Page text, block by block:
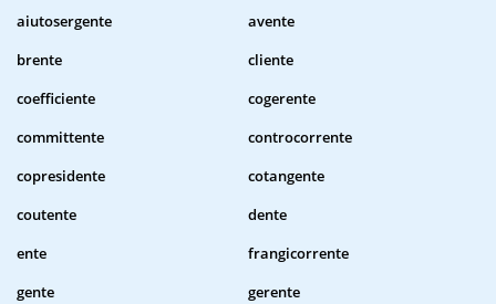
aiutosergente
avente
brente
cliente
coefficiente
cogerente
committente
controcorrente
copresidente
cotangente
coutente
dente
ente
frangicorrente
gente
gerente